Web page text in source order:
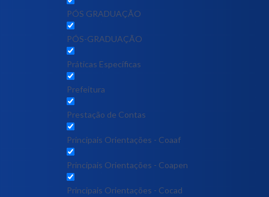
PÓS GRADUAÇÃO
PÓS-GRADUAÇÃO
Práticas Específicas
Prefeitura
Prestação de Contas
Principais Orientações - Coaaf
Principais Orientações - Coapen
Principais Orientações - Cocad